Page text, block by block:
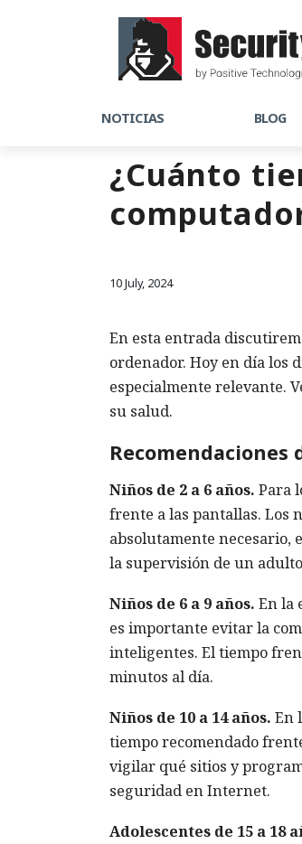
NOTICIAS BLOG
¿Cuánto
10 July, 2024
En esta entrada
ordenador. Hoy en día los
especialmente relevante.
su salud.
Niños de 2 a 6 años. Para
frente a las pantallas. Los
absolutamente necesario,
la supervisión de un
Niños de 6 a 9 años. En la
es importante evitar la
inteligentes. El tiempo
minutos al día.
Niños de 10 a 14 años. En
tiempo recomendado
vigilar qué sitios y
seguridad en Internet.
Adolescentes de 15 a 18